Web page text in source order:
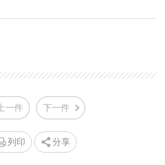
上一件 下一件
列印 分享